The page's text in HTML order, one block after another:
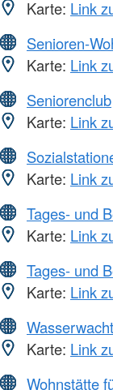
Karte: Link
Senioren-
Karte: Link
Seniorenclub
Karte: Link
Karte: Link
Tages- und
Karte: Link
Tages- und
Karte: Link
Wasserwacht
Karte: Link
Wohnstätte